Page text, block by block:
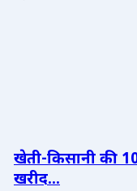
खेती-किसानी की
खरीद...